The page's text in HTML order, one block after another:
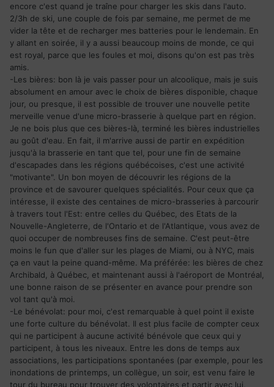
encore c'est quand je traîne pour charger les skis dans l'auto.
2/3h de ski, une couple de fois par semaine, me permet de me
vider la tête et de recharger mes batteries pour le lendemain. En
y allant en soirée, il y a aussi beaucoup moins de monde, ce qui
est royal, parce que les foules et moi, disons qu'on est pas très
amis.
-Les bières: bon là je vais passer pour un alcoolique, mais je suis
absolument en amour avec le choix de bières disponible, chaque
jour, ou presque, il est possible de trouver une nouvelle petite
merveille venue d'une micro-brasserie à quelque part en région.
Je ne bois plus que ces bières-là, terminé les bières industrielles
au goût d'eau. En fait, il m'arrive aussi de partir en expédition
jusqu'à la brasserie en tant que tel, pour une fin de semaine
d'escapades dans les régions québécoises, c'est une activité
"motivante". Un bon moyen de découvrir les régions de la
province et de savourer quelques spécialités. Pour ceux que ça
intéresse, il existe des centaines de micro-brasseries à parcourir
à travers tout l'Est: entre celles du Québec, des Etats de la
Nouvelle-Angleterre, de l'Ontario et de l'Atlantique, vous avez de
quoi occuper de nombreuses fins de semaine. C'est peut-être
moins le fun que d'aller sur les plages de Miami, ou à NYC, mais
ça en vaut la peine quand-même. Ma préférée: les bières de chez
Archibald, à Québec, et maintenant aussi à l'aéroport de Montréal,
une bonne raison de se présenter en avance pour prendre son
vol tant qu'à moi.
-Le bénévolat: pour moi, c'est remarquable à quel point il existe
une forte culture du bénévolat. Il est plus facile de compter ceux
qui ne participent à aucune activité bénévole que ceux qui y
participent, à tous les niveaux. Entre les dons de temps aux
associations, les participations spontanées (par exemple, pour les
inondations de printemps, un collègue, un soir, est venu faire le
tour du bureau pour trouver des volontaires et partir avec lui,